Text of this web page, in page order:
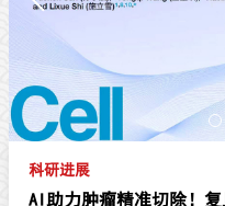
科研进展
AI助力肿瘤精准切除！